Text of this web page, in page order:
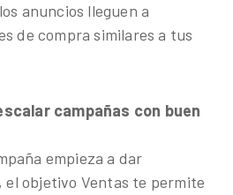
anuncios lleguen a
de compra similares a tus
campañas con buen
empieza a dar
objetivo Ventas te permite